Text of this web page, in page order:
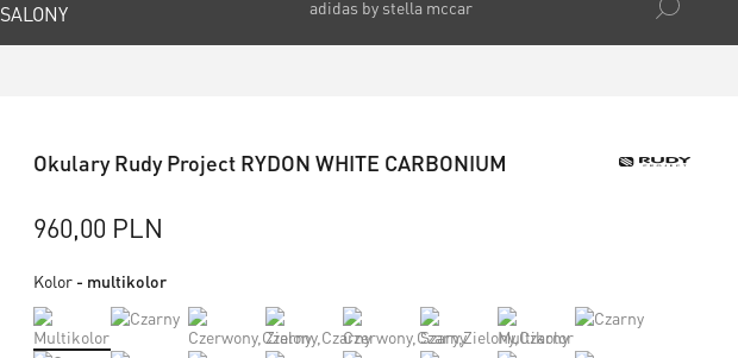
SALONY
Okulary Rudy Project RYDON WHITE CARBONIUM
960,00 PLN
Kolor - multikolor